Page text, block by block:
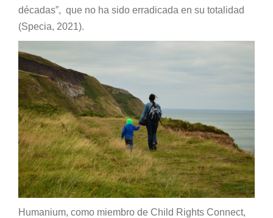
décadas”, que no ha sido erradicada en su totalidad
(Specia, 2021).
Humanium, como miembro de Child Rights Connect,